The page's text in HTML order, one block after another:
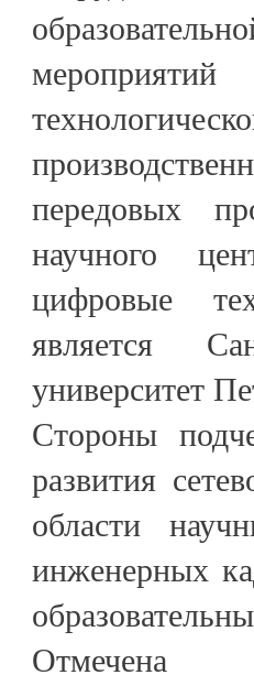
передовых
научного
цифровые
является
университет
Стороны
развития
области
инженерных
Отмечена